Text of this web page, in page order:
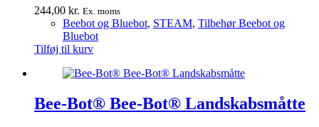
244,00 kr. Ex. moms
Beebot og Bluebot, STEAM, Tilbehør Beebot og
Bluebot
Tilføj til kurv
Bee-Bot® Bee-Bot® Landskabsmåtte